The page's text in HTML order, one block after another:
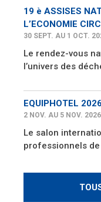
19 è ASSISES
L’ECONOMIE
30 SEPT. AU 1 OCT.
Le rendez-vous
l’univers des
EQUIPHOTEL 2026
2 NOV. AU 5 NOV. 2026
Le salon
professionnels de